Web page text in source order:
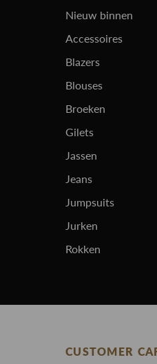
Nieuw binnen
Accessoires
Blazers
Blouses
Broeken
Gilets
Jassen
Jeans
Jumpsuits
Jurken
Rokken
CUSTOMER